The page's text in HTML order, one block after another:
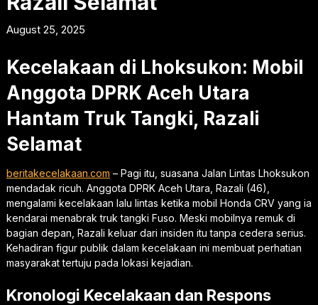
August 25, 2025
Kecelakaan di Lhoksukon: Mobil
Anggota DPRK Aceh Utara
Hantam Truk Tangki, Razali
Selamat
beritakecelakaan.com – Pagi itu, suasana Jalan Lintas Lhoksukon
mendadak ricuh. Anggota DPRK Aceh Utara, Razali (46),
mengalami kecelakaan lalu lintas ketika mobil Honda CRV yang ia
kendarai menabrak truk tangki Fuso. Meski mobilnya remuk di
bagian depan, Razali keluar dari insiden itu tanpa cedera serius.
Kehadiran figur publik dalam kecelakaan ini membuat perhatian
masyarakat tertuju pada lokasi kejadian.
Kronologi Kecelakaan dan Respons